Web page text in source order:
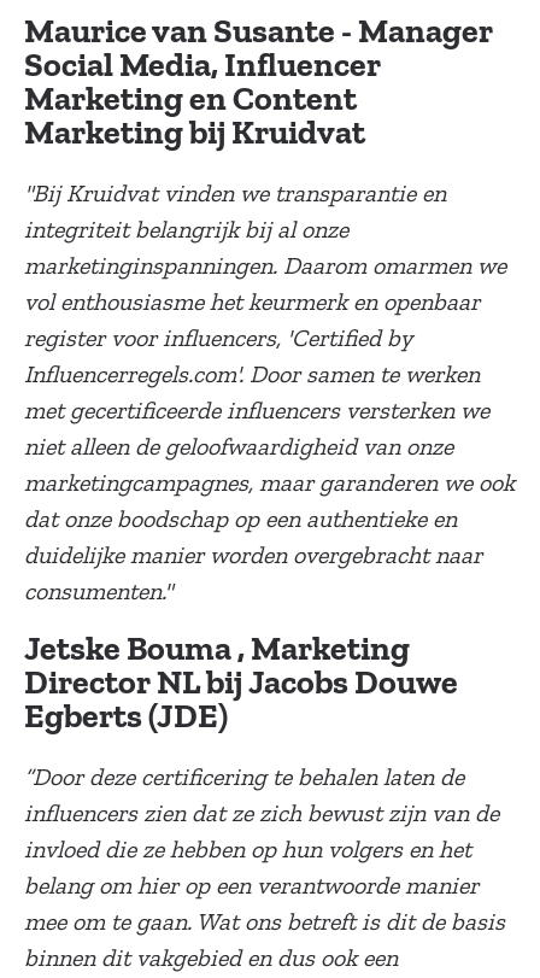
Maurice van Susante - Manager
Social Media, Influencer
Marketing en Content
Marketing bij Kruidvat
"Bij Kruidvat vinden we transparantie en
integriteit belangrijk bij al onze
marketinginspanningen. Daarom omarmen we
vol enthousiasme het keurmerk en openbaar
register voor influencers, 'Certified by
Influencerregels.com'. Door samen te werken
met gecertificeerde influencers versterken we
niet alleen de geloofwaardigheid van onze
marketingcampagnes, maar garanderen we ook
dat onze boodschap op een authentieke en
duidelijke manier worden overgebracht naar
consumenten."
Jetske Bouma , Marketing
Director NL bij Jacobs Douwe
Egberts (JDE)
“Door deze certificering te behalen laten de
influencers zien dat ze zich bewust zijn van de
invloed die ze hebben op hun volgers en het
belang om hier op een verantwoorde manier
mee om te gaan. Wat ons betreft is dit de basis
binnen dit vakgebied en dus ook een